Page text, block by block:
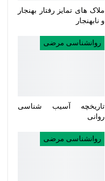
ملاک های تمایز رفتار بهنجار
و نابهنجار
روانشناسی مرضی
تاریخچه آسیب شناسی
روانی
روانشناسی مرضی